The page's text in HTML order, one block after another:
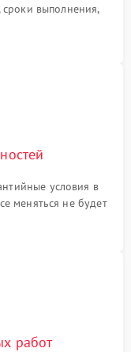
сроки выполнения,
условия в
меняться не будет
работ